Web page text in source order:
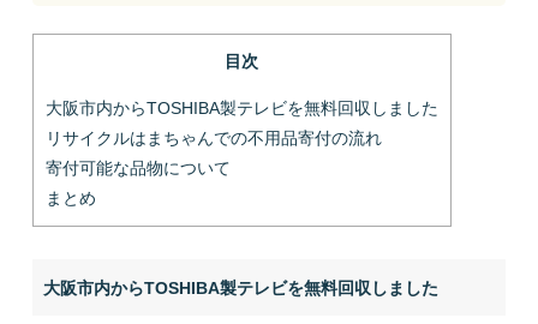
目次
大阪市内からTOSHIBA製テレビを無料回収しました
リサイクルはまちゃんでの不用品寄付の流れ
寄付可能な品物について
まとめ
大阪市内からTOSHIBA製テレビを無料回収しました